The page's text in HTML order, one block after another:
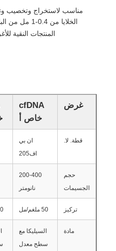
المنزل
مناسب لاستخراج وتخصيب
الخلايا من
المنتجات النقية
غرض
cfDNA
خاص أ
قطة. لا.
ان بي
اف205
حجم
الجسيمات
200-400
نانومتر
تركيز 50 ملغم/مل 50
مادة
السيليكا مع
سطح معدل